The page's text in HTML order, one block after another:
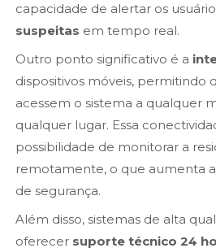
capacidade de alertar os
suspeitas em tempo real.
Outro ponto significativo é a
dispositivos móveis, permitindo
acessem o sistema a qualquer
qualquer lugar. Essa
possibilidade de monitorar a
remotamente, o que aumenta
de segurança.
Além disso, sistemas de alta
oferecer suporte técnico 24